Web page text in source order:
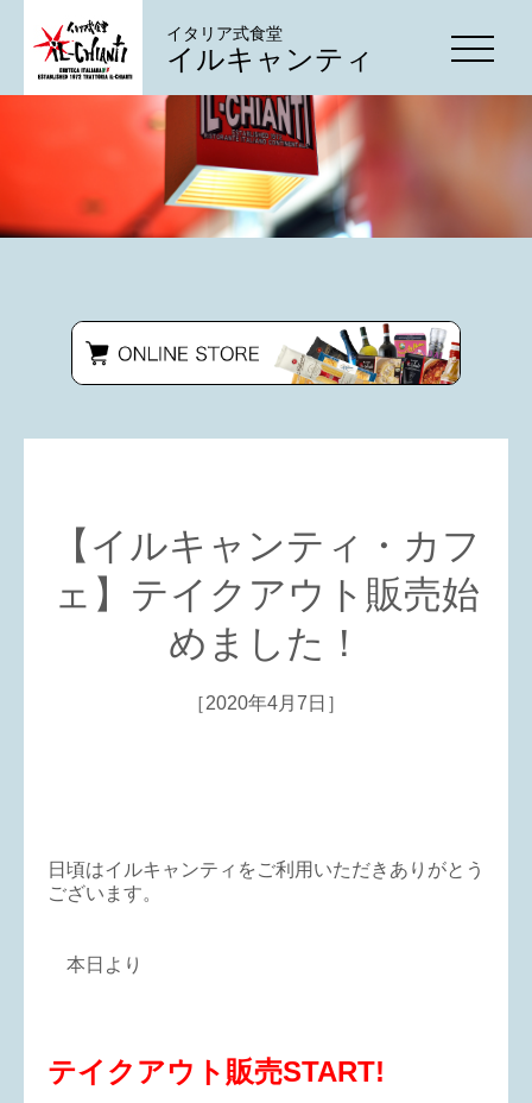
イタリア式食堂
イルキャンティ
【イルキャンティ・カフ
ェ】テイクアウト販売始
めました！
［2020年4月7日］
日頃はイルキャンティをご利用いただきありがとう
ございます。
本日より
テイクアウト販売START!